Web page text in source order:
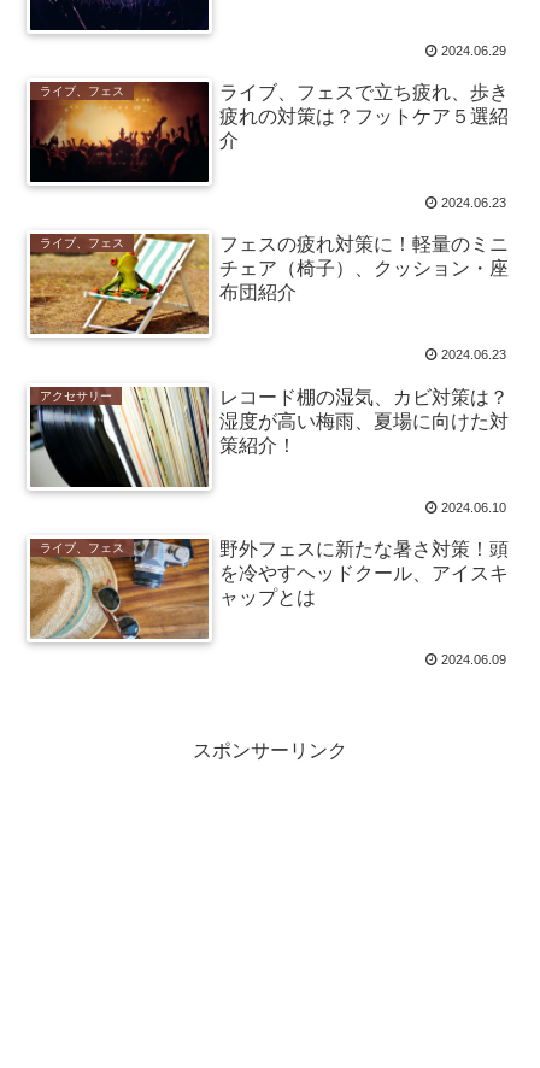
2024.06.29
ライブ、フェス
ライブ、フェスで立ち疲れ、歩き
疲れの対策は？フットケア５選紹
介
2024.06.23
ライブ、フェス
フェスの疲れ対策に！軽量のミニ
チェア（椅子）、クッション・座
布団紹介
2024.06.23
アクセサリー
レコード棚の湿気、カビ対策は？
湿度が高い梅雨、夏場に向けた対
策紹介！
2024.06.10
ライブ、フェス
野外フェスに新たな暑さ対策！頭
を冷やすヘッドクール、アイスキ
ャップとは
2024.06.09
スポンサーリンク